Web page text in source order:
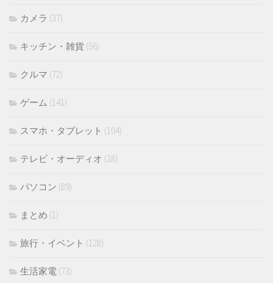
カメラ (37)
キッチン・雑貨 (56)
クルマ (72)
ゲーム (141)
スマホ・タブレット (104)
テレビ・オーディオ (28)
パソコン (89)
まとめ (1)
旅行・イベント (128)
生活家電 (73)